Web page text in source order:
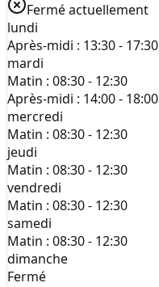
Fermé actuellement
lundi
Après-midi : 13:30 - 17:30
mardi
Matin : 08:30 - 12:30
Après-midi : 14:00 - 18:00
mercredi
Matin : 08:30 - 12:30
jeudi
Matin : 08:30 - 12:30
vendredi
Matin : 08:30 - 12:30
samedi
Matin : 08:30 - 12:30
dimanche
Fermé